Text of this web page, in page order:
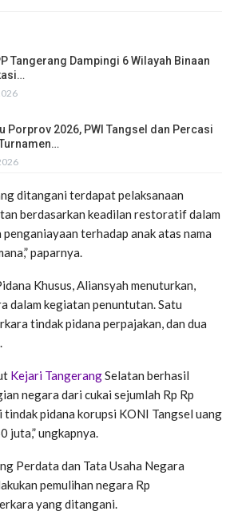
Tangerang Dampingi 6 Wilayah Binaan
Porprov 2026, PWI Tangsel dan Percasi
ditangani terdapat pelaksanaan
berdasarkan keadilan restoratif dalam
terhadap anak atas nama
paparnya.
Khusus, Aliansyah menuturkan,
dalam kegiatan penuntutan. Satu
tindak pidana perpajakan, dan dua
Kejari TangerangSelatan berhasil
negara dari cukai sejumlah Rp Rp
pidana korupsi KONI Tangsel uang
juta,” ungkapnya.
Perdata dan Tata Usaha Negara
pemulihan negara Rp
yang ditangani.